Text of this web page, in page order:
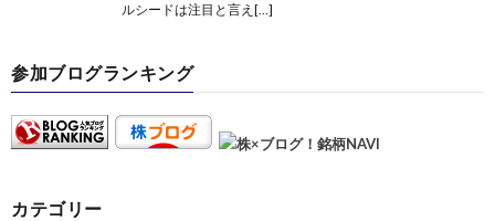
ルシードは注目と言え[…]
参加ブログランキング
カテゴリー